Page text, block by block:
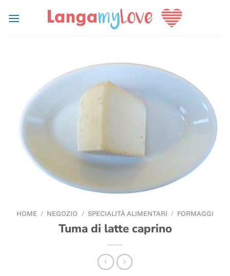
HOME / NEGOZIO / SPECIALITÀ ALIMENTARI / FORMAGGI
Tuma di latte caprino